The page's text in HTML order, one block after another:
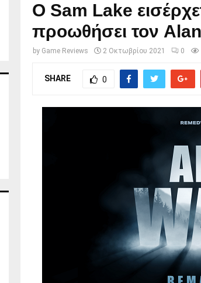
Ο Sam Lake
προωθήσει τον
by Game Reviews 2 Οκτωβρίου 2021 0
SHARE 0